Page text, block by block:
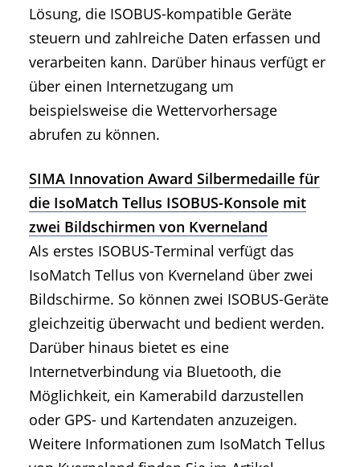
Lösung, die ISOBUS-kompatible Geräte
steuern und zahlreiche Daten erfassen und
verarbeiten kann. Darüber hinaus verfügt er
über einen Internetzugang um
beispielsweise die Wettervorhersage
abrufen zu können.
SIMA Innovation Award Silbermedaille für
die IsoMatch Tellus ISOBUS-Konsole mit
zwei Bildschirmen von Kverneland
Als erstes ISOBUS-Terminal verfügt das
IsoMatch Tellus von Kverneland über zwei
Bildschirme. So können zwei ISOBUS-Geräte
gleichzeitig überwacht und bedient werden.
Darüber hinaus bietet es eine
Internetverbindung via Bluetooth, die
Möglichkeit, ein Kamerabild darzustellen
oder GPS- und Kartendaten anzuzeigen.
Weitere Informationen zum IsoMatch Tellus